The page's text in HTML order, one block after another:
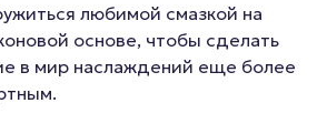
любимой смазкой на
основе, чтобы сделать
в мир наслаждений еще более